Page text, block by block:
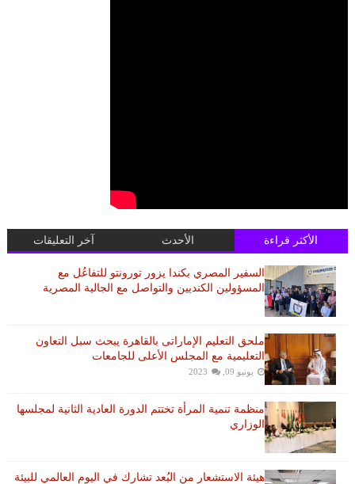
الأكثر قراءة الأحدث آخر التعليقات
السفير المصري بكندا يزور تورونتو للتفاعُل مع
المسؤولين الكنديين والتواصل مع الجالية المصرية
ملحق التعليم الإماراتى بالقاهرة يبحث سبل التعاون
التعليمية مع المجلس الأعلى للجامعات
يونيو 09, 2023
منظمة تنمية المرأة تختتم الدورة العادية الثانية لمجلسها
الوزاري
هيئة الاستشعار من البُعد تشارك في اليوم العالمي للبيئة